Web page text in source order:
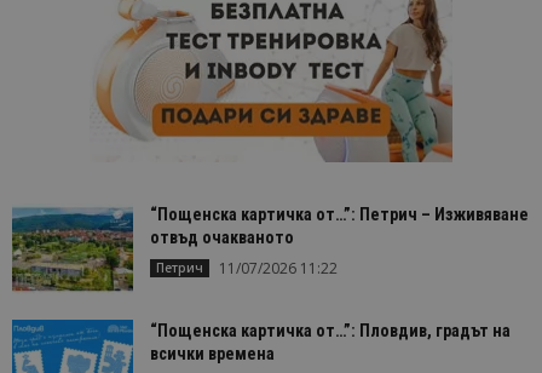
“Пощенска картичка от…”: Петрич – Изживяване
отвъд очакваното
Петрич 11/07/2026 11:22
“Пощенска картичка от…”: Пловдив, градът на
всички времена